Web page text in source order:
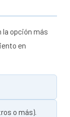
la opción más
en
o más).